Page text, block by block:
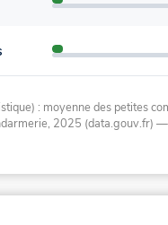
: moyenne des petites
2025 (data.gouv.fr) —